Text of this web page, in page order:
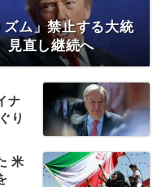
ズム」禁止する大統
見直し継続へ
ナ
り
米